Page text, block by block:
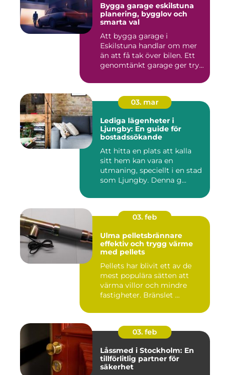
Bygga garage eskilstuna
planering, bygglov och
smarta val
Att bygga garage i
Eskilstuna handlar om mer
än att få tak över bilen. Ett
genomtänkt garage ger try...
03. mar
Lediga lägenheter i
Ljungby: En guide för
bostadssökande
Att hitta en plats att kalla
sitt hem kan vara en
utmaning, speciellt i en stad
som Ljungby. Denna g...
03. feb
Ulma pelletsbrännare
effektiv och trygg värme
med pellets
Pellets har blivit ett av de
mest populära sätten att
värma villor och mindre
fastigheter. Bränslet ...
03. feb
Låssmed i Stockholm: En
tillförlitlig partner för
säkerhet